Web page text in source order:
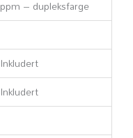
ppm – dupleksfarge
Inkludert
Inkludert